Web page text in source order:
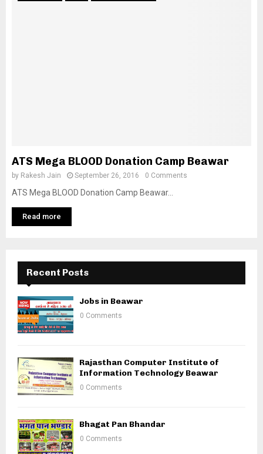
ATS Mega BLOOD Donation Camp Beawar
by Rakesh Jain September 26, 2016 0 Comments
ATS Mega BLOOD Donation Camp Beawar...
Read more
Recent Posts
Jobs in Beawar
0 Comments
Rajasthan Computer Institute of
Information Technology Beawar
0 Comments
Bhagat Pan Bhandar
0 Comments